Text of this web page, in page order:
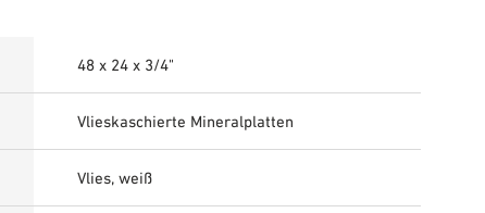
48 x 24 x 3/4"
Vlieskaschierte Mineralplatten
Vlies, weiß